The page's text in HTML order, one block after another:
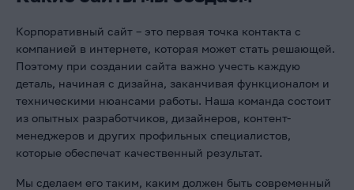
Корпоративный сайт – это первая точка контакта с
компанией в интернете, которая может стать решающей.
Поэтому при создании сайта важно учесть каждую
деталь, начиная с дизайна, заканчивая функционалом и
техническими нюансами работы. Наша команда состоит
из опытных разработчиков, дизайнеров, контент-
менеджеров и других профильных специалистов,
которые обеспечат качественный результат.
Мы сделаем его таким, каким должен быть современный